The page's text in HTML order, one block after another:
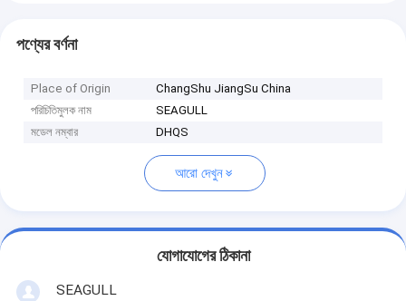
পণ্যের বর্ণনা
Place of Origin
ChangShu JiangSu China
পরিচিতিমুলক নাম
SEAGULL
মডেল নম্বার
DHQS
আরো দেখুন
যোগাযোগের ঠিকানা
SEAGULL